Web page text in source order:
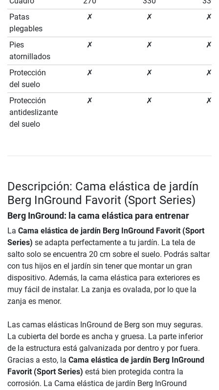
Patas
plegables
✗ ✗ ✗
Pies
atornillados
✗ ✗ ✗
Protección
del suelo
✗ ✗ ✗
Protección
antideslizante
del suelo
✗ ✗ ✗
Descripción: Cama elástica de jardín
Berg InGround Favorit (Sport Series)
Berg InGround: la cama elástica para entrenar
La Cama elástica de jardín Berg InGround Favorit (Sport
Series) se adapta perfectamente a tu jardín. La tela de
salto solo se encuentra 20 cm sobre el suelo. Podrás saltar
con tus hijos en el jardín sin tener que montar un gran
dispositivo. Además, la cama elástica para exteriores es
muy fácil de instalar. La zanja es ovalada, por lo que la
zanja es menor.
Las camas elásticas InGround de Berg son muy seguras.
La cubierta del borde es ancha y gruesa. La parte inferior
de la estructura está galvanizada por dentro y por fuera.
Gracias a esto, la Cama elástica de jardín Berg InGround
Favorit (Sport Series) está bien protegida contra la
corrosión. La Cama elástica de jardín Berg InGround